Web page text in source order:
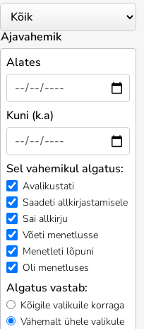
Ajavahemik
Alates
Kuni (k.a)
Sel vahemikul algatus:
Avalikustati
Saadeti allkirjastamisele
Sai allkirju
Võeti menetlusse
Menetleti lõpuni
Oli menetluses
Algatus vastab:
Kõigile valikuile korraga
Vähemalt ühele valikule